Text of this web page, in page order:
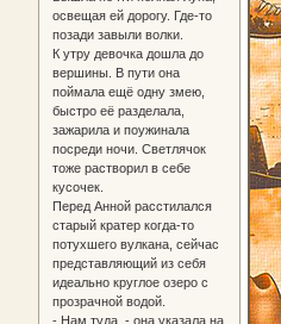
освещая ей дорогу. Где-то
позади завыли волки.
К утру девочка дошла до
вершины. В пути она
поймала ещё одну змею,
быстро её разделала,
зажарила и поужинала
посреди ночи. Светлячок
тоже растворил в себе
кусочек.
Перед Анной расстилался
старый кратер когда-то
потухшего вулкана, сейчас
представляющий из себя
идеально круглое озеро с
прозрачной водой.
- Нам туда, - она указала на